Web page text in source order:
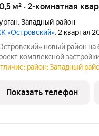
м² · 2-комнатная
,Западный район
ЖК «Островский», 2 квартал
новый район на бульваре Солнечном Масштабный
комплексной
районе
уникальными планировками,
район: Западный
Показать телефон